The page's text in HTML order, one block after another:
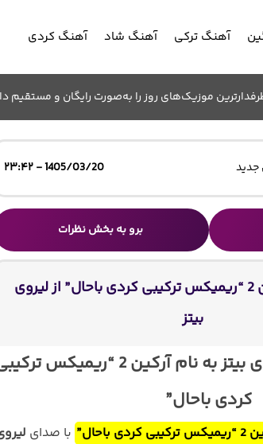
آهنگ ترکی آهنگ شاد آهنگ کردی
موزیک‌های روز را به‌صورت رایگان و مستقیم
1405/03/20 - ۲۳:۴۲
برو به بخش نظرات
دانلود آهنگ آرکین 2 “ریمیکس ترکیبی کردی باحال” از لیروی
بیتز
دانلود آهنگ جدید لیروی بیتز به نام آرکین 2 “ریمیکس
کردی باحال”
باحال” با صدای